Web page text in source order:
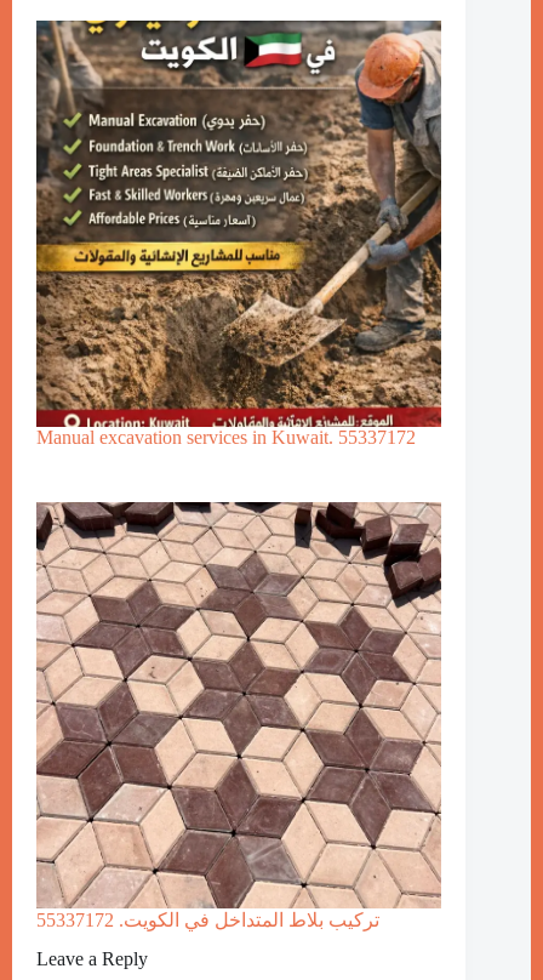
Manual excavation services in Kuwait. 55337172
تركيب بلاط المتداخل في الكويت. 55337172
Leave a Reply